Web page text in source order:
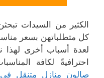
الكثير من السيدات
كل متطلباتهن بسعر
لعدة أسباب أخرى لهذا
احترافيةً لكافة
صالون منازل متنقل في